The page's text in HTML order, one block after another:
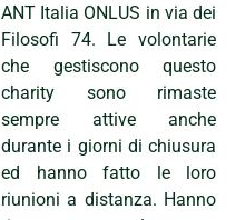
ANT Italia ONLUS in via dei
Filosofi 74. Le volontarie
che gestiscono questo
charity sono rimaste
sempre attive anche
durante i giorni di chiusura
ed hanno fatto le loro
riunioni a distanza. Hanno